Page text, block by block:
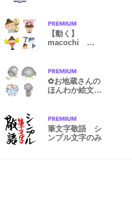
【動く】
macochi
✿お地蔵さんの
ほんわか絵文字
筆文字敬語 シ
ンプル文字のみ